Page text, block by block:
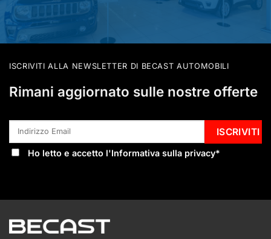
ISCRIVITI ALLA NEWSLETTER DI BECAST AUTOMOBILI
Rimani aggiornato sulle nostre offerte
Ho letto e accetto l'Informativa sulla privacy*